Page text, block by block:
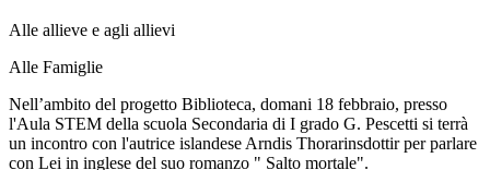
Alle allieve e agli allievi
Alle Famiglie
Nell’ambito del progetto Biblioteca, domani 18 febbraio, presso
l'Aula STEM della scuola Secondaria di I grado G. Pescetti si terrà
un incontro con l'autrice islandese Arndis Thorarinsdottir per parlare
con Lei in inglese del suo romanzo " Salto mortale".